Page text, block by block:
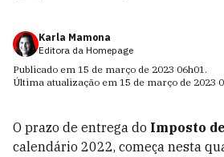
Karla Mamona
Editora da Homepage
Publicado em 15 de março de 2023 06h01.
Última atualização em 15 de março de 2023
O prazo de entrega do Imposto
calendário 2022, começa nesta